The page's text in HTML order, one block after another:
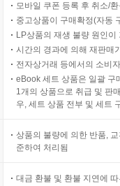
모바일 쿠폰 등록 후 취소/
중고상품이 구매확정(자동
LP상품의 재생 불량 원인
시간의 경과에 의해 재판매
전자상거래 등에서의 소비
eBook 세트 상품은 일괄 구
1개의 상품으로 취급 및 판
우, 세트 상품 전부 및 세트
상품의 불량에 의한 반품,
준하여 처리됨
대금 환불 및 환불 지연에